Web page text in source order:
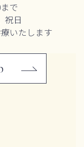
で
祝日
いたします